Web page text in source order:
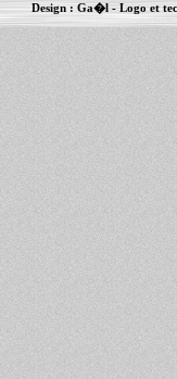
Design : Ga�l- Logo et
MacBook Pro -